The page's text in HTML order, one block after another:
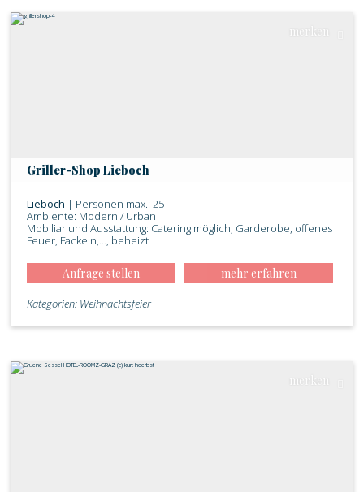
Griller-Shop Lieboch
merken
Lieboch | Personen max.: 25
Ambiente: Modern / Urban
Mobiliar und Ausstattung: Catering möglich, Garderobe, offenes
Feuer, Fackeln,..., beheizt
Anfrage stellen mehr erfahren
Kategorien: Weihnachtsfeier
merken